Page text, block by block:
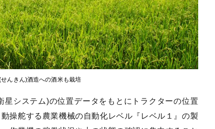
んきん)酒造への酒米も栽培
星システム)の位置データをもとにトラクターの位置
操舵する農業機械の自動化レベル『レベル１』の製